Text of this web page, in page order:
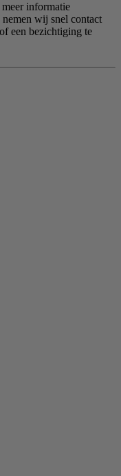
informatie
wij snel contact
een bezichtiging te